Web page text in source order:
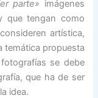
parte» imágenes
que tengan como
artística,
temática propuesta
se debe
que ha de ser
idea.